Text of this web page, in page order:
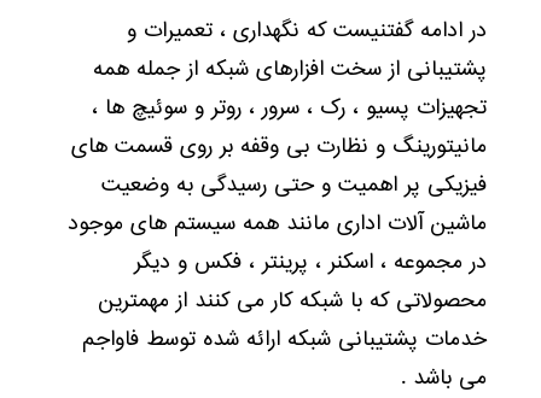
در ادامه گفتنیست که نگهداری ، تعمیرات و
پشتیبانی از سخت افزارهای شبکه از جمله همه
تجهیزات پسیو ، رک ، سرور ، روتر و سوئیچ ها ،
مانیتورینگ و نظارت بی وقفه بر روی قسمت های
فیزیکی پر اهمیت و حتی رسیدگی به وضعیت
ماشین آلات اداری مانند همه سیستم های موجود
در مجموعه ، اسکنر ، پرینتر ، فکس و دیگر
محصولاتی که با شبکه کار می کنند از مهمترین
خدمات پشتیبانی شبکه ارائه شده توسط فاواجم
می باشد .